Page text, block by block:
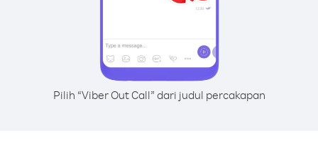
Pilih “Viber Out Call” dari judul percakapan